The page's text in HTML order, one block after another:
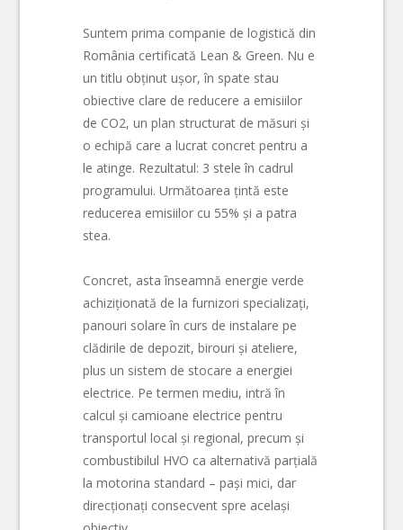
Suntem prima companie de logistică din
România certificată Lean & Green. Nu e
un titlu obținut ușor, în spate stau
obiective clare de reducere a emisiilor
de CO2, un plan structurat de măsuri și
o echipă care a lucrat concret pentru a
le atinge. Rezultatul: 3 stele în cadrul
programului. Următoarea țintă este
reducerea emisiilor cu 55% și a patra
stea.
Concret, asta înseamnă energie verde
achiziționată de la furnizori specializați,
panouri solare în curs de instalare pe
clădirile de depozit, birouri și ateliere,
plus un sistem de stocare a energiei
electrice. Pe termen mediu, intră în
calcul și camioane electrice pentru
transportul local și regional, precum și
combustibilul HVO ca alternativă parțială
la motorina standard – pași mici, dar
direcționați consecvent spre același